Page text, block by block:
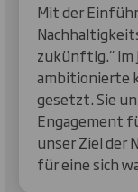
Mit der
zukünftig.“ im
ambitionierte
gesetzt. Sie
Engagement
unser Ziel der
für eine sich